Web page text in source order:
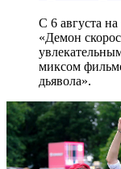
С 6 августа
«Демон
миксом
дьявола».